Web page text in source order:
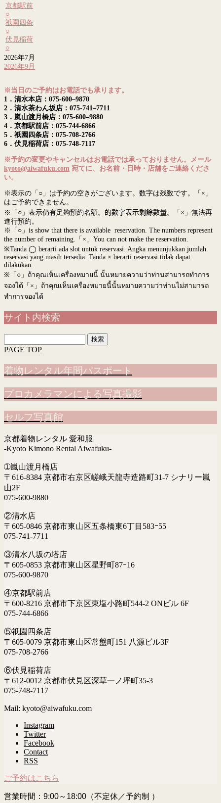
京都駅前
○
祇園四条
○
伏見稲荷
○
2026年7月
2026年9月
※当日のご予約はお電話でも承ります。
1．清水本店：075-600–9870
2．清水茶わん坂店：075-741–7711
3．嵐山渡月橋店：075-600–9880
4．京都駅前店：075-744-6866
5．祇園四条店：075-708-2766
6．伏見稲荷店：075-748-7117
※予約の変更やキャンセルはお電話では承っておりません。メール
kyoto@aiwafuku.com 宛てに、お名前・日時・店舗をご連絡くださ
い。
※表示の「○」は予約の空きがございます。数字は残数です。「×」
はご予約できません。
※「○」表示仍有足夠預約名額。 的數字表示剩餘數量。「×」無法再
進行預約。
※「○」is show that there is available reservation. The numbers represent
the number of remaining.「×」You can not make the reservation.
※Tanda ◯ berarti ada slot untuk reservasi. Angka menunjukkan jumlah
reservasi yang masih tersedia. Tanda × berarti reservasi tidak dapat
dilakukan.
※ 「○」ถ้าคุณเห็นเครื่องหมายนี้ นั้นหมายความว่าท่านสามารถทำการ
จองได้「×」ถ้าคุณเห็นเครื่องหมายนี้นั้นหมายความว่าท่านไม่สามารถ
ทำการจองได้
サイト内検索
索:
PAGE TOP
着物レンタル年間パスポート
プロカメラマンによる写真撮影
セルフ写真館
京都着物レンタル 愛和服
-Kyoto Kimono Rental Aiwafuku-
➀嵐山渡月橋店
〒616-8384 京都市右京区嵯峨天龍寺造路町31-7 シナリー嵐
山2F
075-600-9880
②清水店
〒605-0846 京都市東山区五条橋東6丁目583ｰ55
075-741-7711
③清水八坂の塔店
〒605-0853 京都市東山区星野町87ｰ16
075-600-9870
④京都駅前店
〒600-8216 京都市下京区東塩小路町544-2 ONビル 6F
075-744-6866
⑤祇園四条店
〒605-0079 京都市東山区常盤町151 八源ビル3F
075-708-2766
⑥伏見稲荷店
〒612-0012 京都市伏見区深草一ノ坪町35-3
075-748-7117
Mail: kyoto@aiwafuku.com
Instagram
Twitter
Facebook
Contact
RSS
ご予約はこちら
営業時間：9:00～18:00（不定休／予約制 ）